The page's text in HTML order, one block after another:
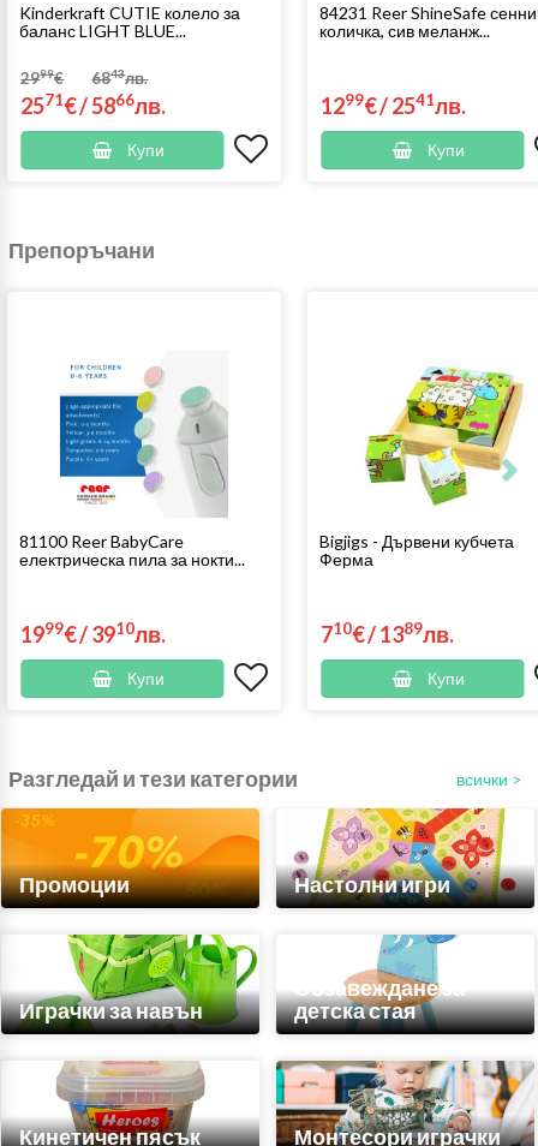
Kinderkraft CUTIE колело за
баланс LIGHT BLUE...
2999€
2571€/
6843лв.
5866лв.
Купи
84231 Reer ShineSafe
количка, сив меланж...
1299€/2541лв.
Купи
Препоръчани
81100 Reer BabyCare
електрическа пила за нокти...
1999€/3910лв.
Купи
Bigjigs - Дървени кубчета
Ферма
710€/1389лв.
Купи
Разгледай и тези категории всички >
Промоции Настолни игри
Играчки за навън
Обзавеждане за
детска стая
Кинетичен пясък Монтесори играчки